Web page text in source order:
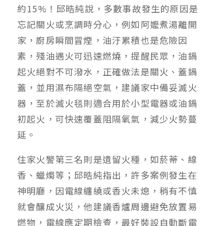
約15%！邱晧純說，多數事故發生的原因是
忘記關火或烹調時分心，例如阿嬤煮湯離開
家，廚房瞬間冒煙，油汙累積也是危險因
素，殘油遇火可迅速燃燒，提醒民眾，油鍋
起火絕對不可潑水，正確做法是關火、蓋鍋
蓋，並用濕布隔絕空氣，建議家中備妥滅火
器，至於滅火毯則適合用於小型電器或油鍋
初起火，可快速覆蓋阻隔氧氣，減少火勢蔓
延。
住家火警第三名則是遺留火種，如菸蒂、線
香、蠟燭等；邱晧純指出，許多案例發生在
神明廳，因電線纏繞或香火未熄，稍有不慎
就會釀成火災，他建議香爐周邊避免放置易
燃物，電線應定期檢查，最好裝設自動斷電